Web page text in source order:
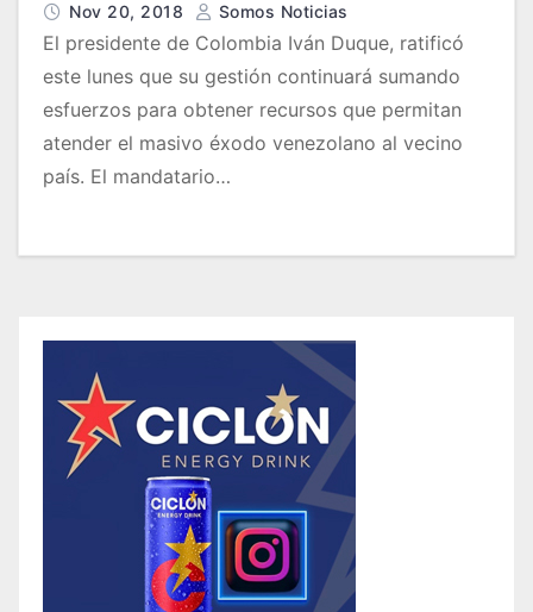
Nov 20, 2018 Somos Noticias
El presidente de Colombia Iván Duque, ratificó
este lunes que su gestión continuará sumando
esfuerzos para obtener recursos que permitan
atender el masivo éxodo venezolano al vecino
país. El mandatario…